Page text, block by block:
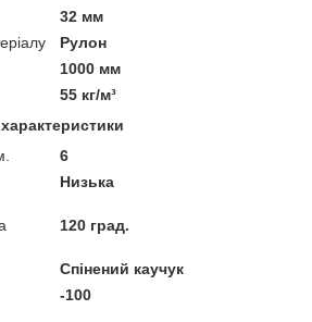
32 мм
Рулон
1000 мм
55 кг/м³
6
Низька
120 град.
Спінений каучук
-100